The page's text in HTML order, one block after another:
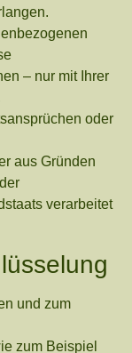
– nur mit Ihrer
oder
aus Gründen
verarbeitet
und zum
zum Beispiel